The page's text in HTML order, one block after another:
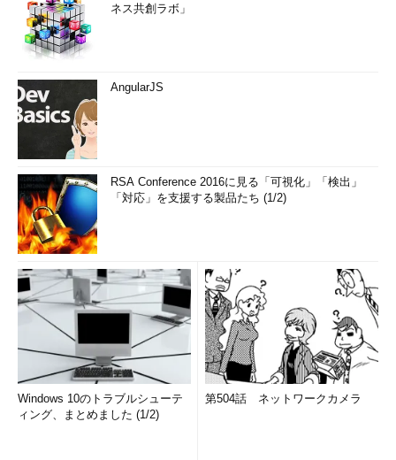
ネス共創ラボ」
AngularJS
RSA Conference 2016に見る「可視化」「検出」
「対応」を支援する製品たち (1/2)
Windows 10のトラブルシューテ
ィング、まとめました (1/2)
第504話 ネットワークカメラ